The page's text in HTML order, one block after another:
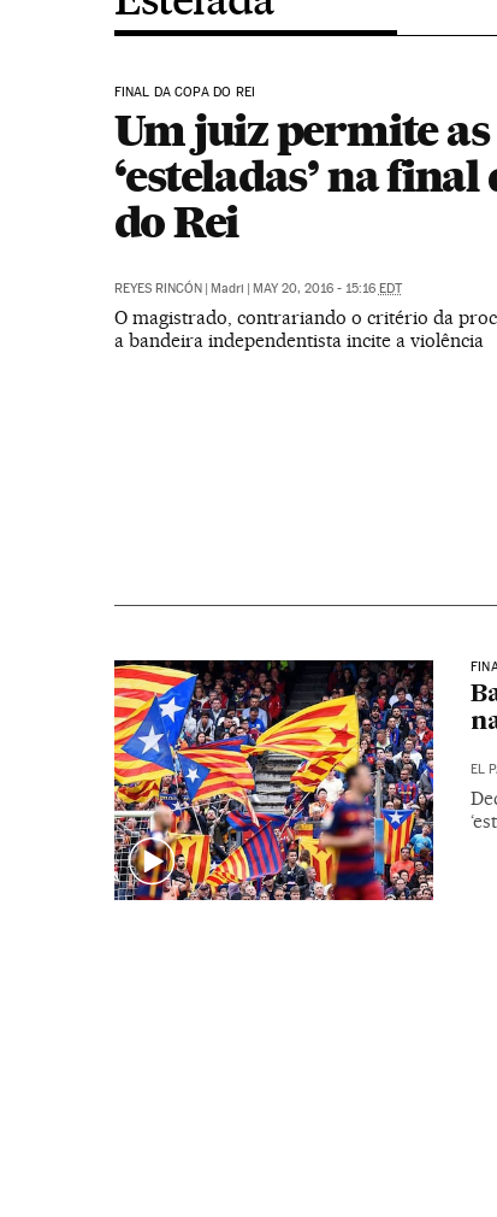
FINAL DA COPA DO REI
Um juiz permite as
‘esteladas’ na final
do Rei
REYES RINCÓN | Madri | MAY 20, 2016 - 15:16 EDT
O magistrado, contrariando o critério da
a bandeira independentista incite a violência
EL